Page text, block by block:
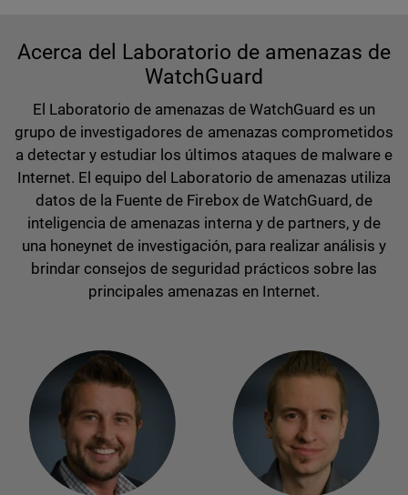
Acerca del Laboratorio de amenazas de
WatchGuard
El Laboratorio de amenazas de WatchGuard es un
grupo de investigadores de amenazas comprometidos
a detectar y estudiar los últimos ataques de malware e
Internet. El equipo del Laboratorio de amenazas utiliza
datos de la Fuente de Firebox de WatchGuard, de
inteligencia de amenazas interna y de partners, y de
una honeynet de investigación, para realizar análisis y
brindar consejos de seguridad prácticos sobre las
principales amenazas en Internet.